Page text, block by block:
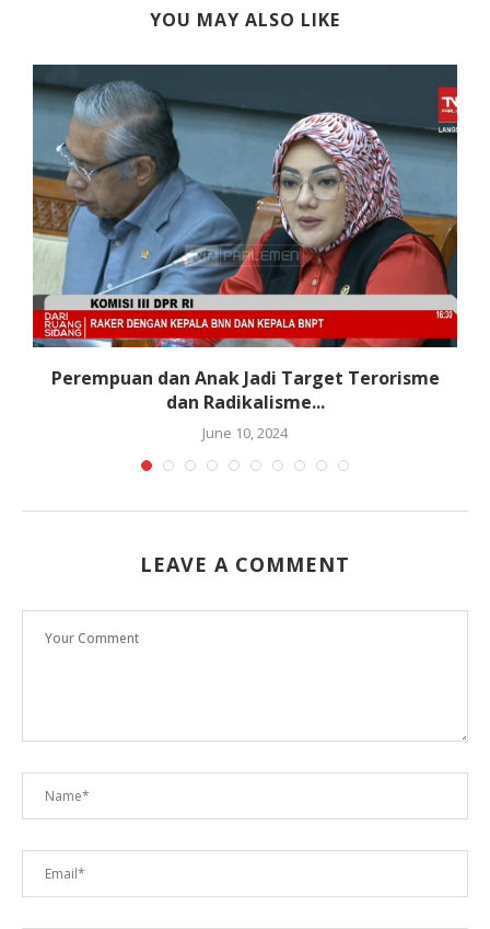
YOU MAY ALSO LIKE
Perempuan dan Anak Jadi Target Terorisme
dan Radikalisme...
June 10, 2024
LEAVE A COMMENT